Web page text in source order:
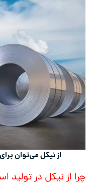
از نیکل می‌توان
چرا از نیکل در